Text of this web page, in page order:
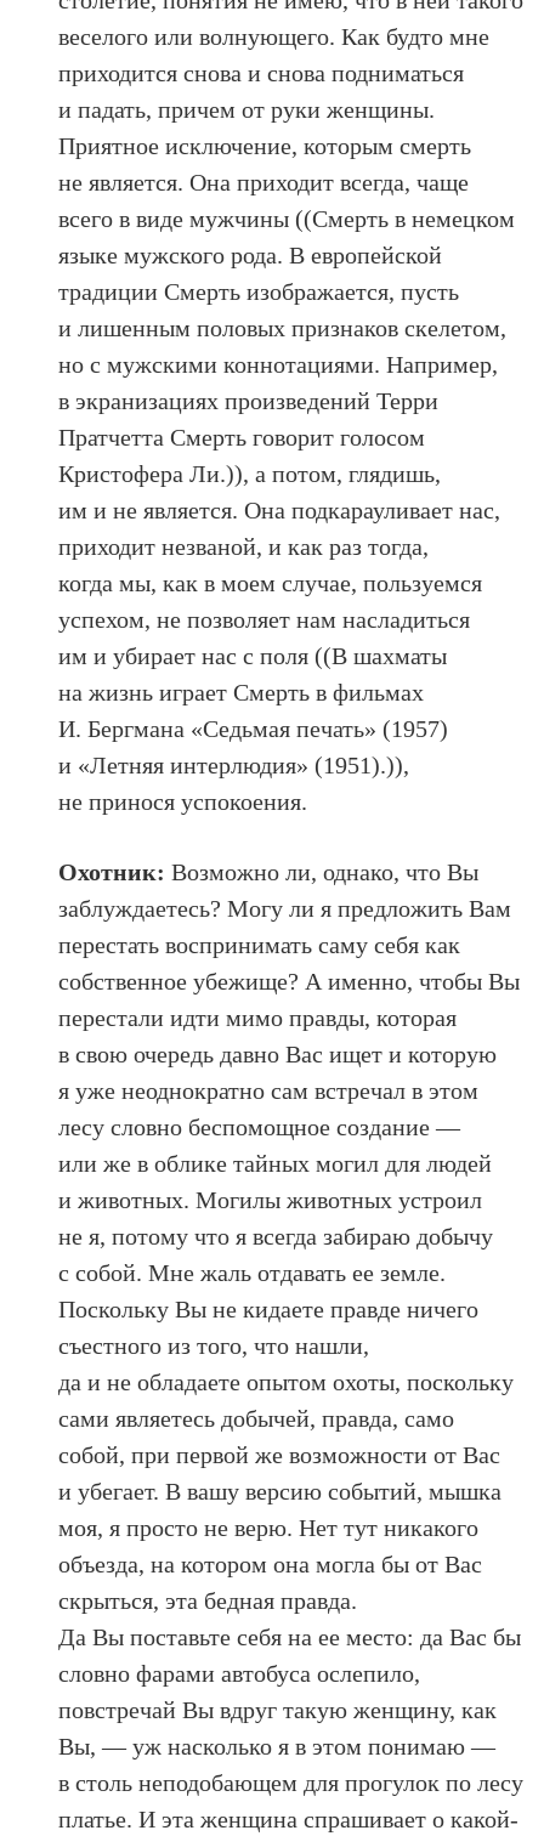
веселого или волнующего. Как будто мне
приходится снова и снова подниматься
и падать, причем от руки женщины.
Приятное исключение, которым смерть
не является. Она приходит всегда, чаще
всего в виде мужчины ((Смерть в немецком
языке мужского рода. В европейской
традиции Смерть изображается, пусть
и лишенным половых признаков скелетом,
но с мужскими коннотациями. Например,
в экранизациях произведений Терри
Пратчетта Смерть говорит голосом
Кристофера Ли.)), а потом, глядишь,
им и не является. Она подкарауливает нас,
приходит незваной, и как раз тогда,
когда мы, как в моем случае, пользуемся
успехом, не позволяет нам насладиться
им и убирает нас с поля ((В шахматы
на жизнь играет Смерть в фильмах
И. Бергмана «Седьмая печать» (1957)
и «Летняя интерлюдия» (1951).)),
не принося успокоения.
Охотник: Возможно ли, однако, что Вы
заблуждаетесь? Могу ли я предложить Вам
перестать воспринимать саму себя как
собственное убежище? А именно, чтобы Вы
перестали идти мимо правды, которая
в свою очередь давно Вас ищет и которую
я уже неоднократно сам встречал в этом
лесу словно беспомощное создание —
или же в облике тайных могил для людей
и животных. Могилы животных устроил
не я, потому что я всегда забираю добычу
с собой. Мне жаль отдавать ее земле.
Поскольку Вы не кидаете правде ничего
съестного из того, что нашли,
да и не обладаете опытом охоты, поскольку
сами являетесь добычей, правда, само
собой, при первой же возможности от Вас
и убегает. В вашу версию событий, мышка
моя, я просто не верю. Нет тут никакого
объезда, на котором она могла бы от Вас
скрыться, эта бедная правда.
Да Вы поставьте себя на ее место: да Вас бы
словно фарами автобуса ослепило,
повстречай Вы вдруг такую женщину, как
Вы, — уж насколько я в этом понимаю —
в столь неподобающем для прогулок по лесу
платье. И эта женщина спрашивает о какой-